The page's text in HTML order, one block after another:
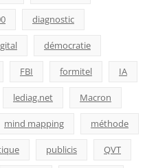
diagnostic
démocratie
FBI formitel IA
lediag.net Macron
mind mapping méthode
publicis QVT